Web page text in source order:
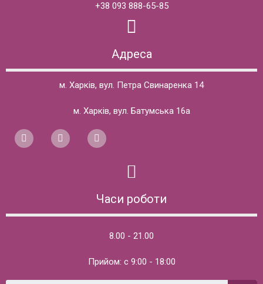
+38 093 888-65-85
Адреса
м. Харків, вул. Петра Свинаренка 14
м. Харків, вул. Батумська 16а
Часи роботи
8.00 - 21.00
Прийом: с 9:00 - 18:00